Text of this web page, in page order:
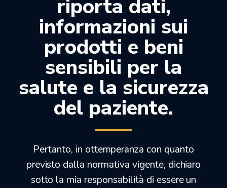
BUNSEN CON TERMOCOPPIA PER METANO O GPL
175,00
€
OFFERTEDENTALI.COM
riporta dati,
informazioni sui
prodotti e beni
sensibili per la
salute e la sicurezza
del paziente.
Pertanto, in ottemperanza con quanto
previsto dalla normativa vigente, dichiaro
sotto la mia responsabilità di essere un